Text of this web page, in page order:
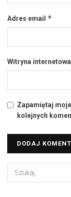
Adres email *
Witryna internetowa
Zapamiętaj
kolejnych